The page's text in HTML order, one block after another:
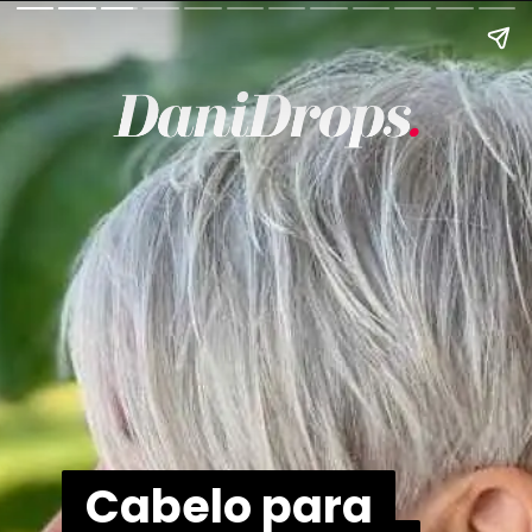
Cabelo para
Cabelo para